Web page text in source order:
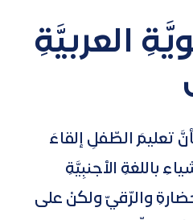
العربيَّةِ
تعليمَ الطّفلِ إلقاءَ
باللغةِ الأجنبِيَّةِ
والرّقيّ ولكنْ على